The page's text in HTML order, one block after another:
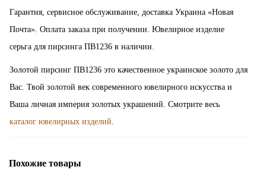
Гарантия, сервисное обслуживание, доставка Украина «Новая
Почта». Оплата заказа при получении. Ювелирное изделие
серьга для пирсинга ПВ1236 в наличии.
Золотой пирсинг ПВ1236 это качественное украинское золото для
Вас. Твой золотой век современного ювелирного искусства и
Ваша личная империя золотых украшений. Смотрите весь
каталог ювелирных изделий
Похожие товары